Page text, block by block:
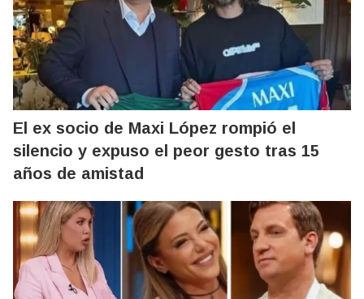
El ex socio de Maxi López rompió el
silencio y expuso el peor gesto tras 15
años de amistad